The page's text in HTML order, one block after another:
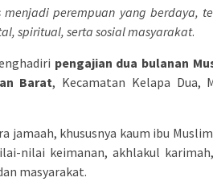
perempuan yang berdaya,
spiritual, serta sosial masyarakat.
pengajian dua bulanan
Barat, Kecamatan Kelapa Dua,
jamaah, khususnya kaum ibu
nilai keimanan, akhlakul
masyarakat.